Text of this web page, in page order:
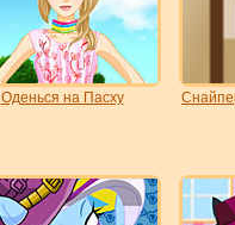
Оденься на Пасху